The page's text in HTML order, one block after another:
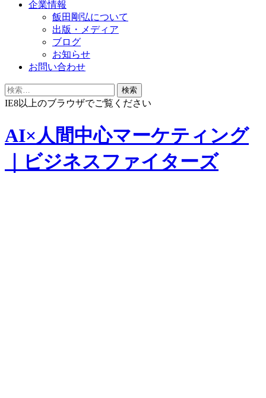
企業情報
飯田剛弘について
出版・メディア
ブログ
お知らせ
お問い合わせ
検
索:
IE8以上のブラウザでご覧ください
AI×人間中心マーケティング
｜ビジネスファイターズ